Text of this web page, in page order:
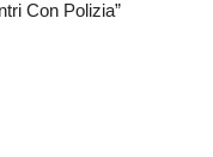
Con Polizia”